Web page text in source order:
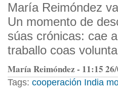
María Reimóndez
Un momento de
súas crónicas: cae
traballo coas
María Reimóndez - 11:15
Tags: cooperación India